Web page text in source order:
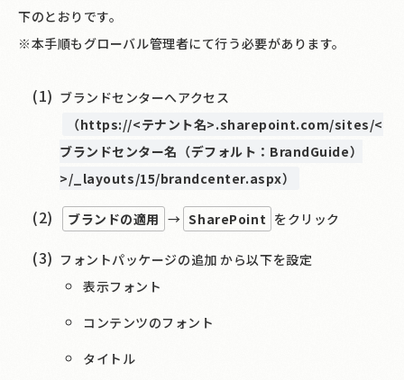
下のとおりです。
※本手順もグローバル管理者にて行う必要があります。
ブランドセンターへアクセス
（https://<テナント名>.sharepoint.com/sites/<
ブランドセンター名（デフォルト：BrandGuide）
>/_layouts/15/brandcenter.aspx）
ブランドの適用 → SharePoint をクリック
フォントパッケージの追加 から以下を設定
表示フォント
コンテンツのフォント
タイトル